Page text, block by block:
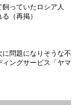
っていたロシア人
（再掲）
に問題になりそうな不
ングサービス「ヤマ